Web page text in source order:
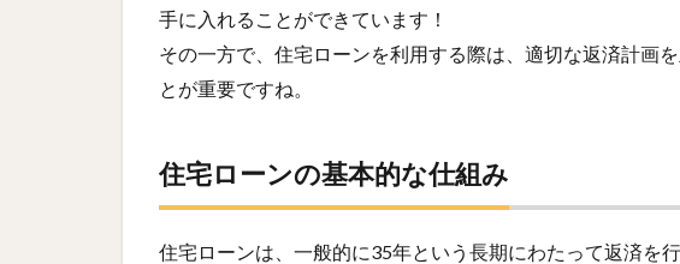
手に入れることができています！
その一方で、住宅ローンを利用する際は、適切な返済計画
とが重要ですね。
住宅ローンの基本的な仕組み
住宅ローンは、一般的に35年という長期にわたって返済を